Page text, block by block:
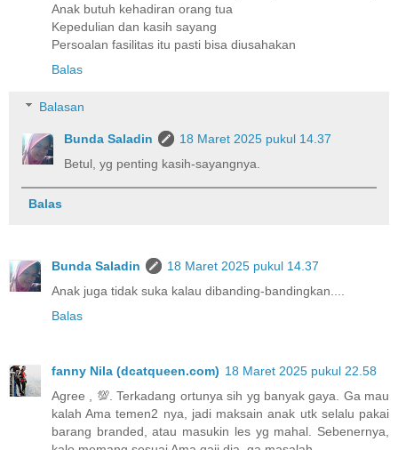
Anak butuh kehadiran orang tua
Kepedulian dan kasih sayang
Persoalan fasilitas itu pasti bisa diusahakan
Balas
Balasan
Bunda Saladin
18 Maret 2025 pukul 14.37
Betul, yg penting kasih-sayangnya.
Balas
Bunda Saladin
18 Maret 2025 pukul 14.37
Anak juga tidak suka kalau dibanding-bandingkan....
Balas
fanny Nila (dcatqueen.com) 18 Maret 2025 pukul 22.58
Agree , 💯. Terkadang ortunya sih yg banyak gaya. Ga mau
kalah Ama temen2 nya, jadi maksain anak utk selalu pakai
barang branded, atau masukin les yg mahal. Sebenernya,